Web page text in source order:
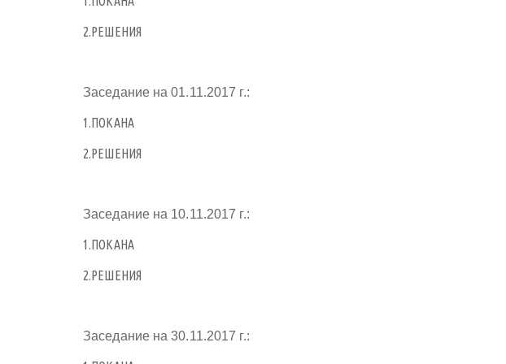
2.РЕШЕНИЯ
Заседание на 01.11.2017 г.:
1.ПОКАНА
2.РЕШЕНИЯ
Заседание на 10.11.2017 г.:
1.ПОКАНА
2.РЕШЕНИЯ
Заседание на 30.11.2017 г.: